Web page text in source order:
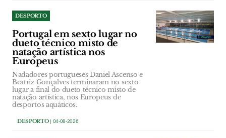
DESPORTO
Portugal em sexto lugar no
dueto técnico misto de
natação artística nos
Europeus
Nadadores portugueses Daniel Ascenso e
Beatriz Gonçalves terminaram no sexto
lugar a final do dueto técnico misto de
natação artística, nos Europeus de
desportos aquáticos.
DESPORTO| 04-08-2026